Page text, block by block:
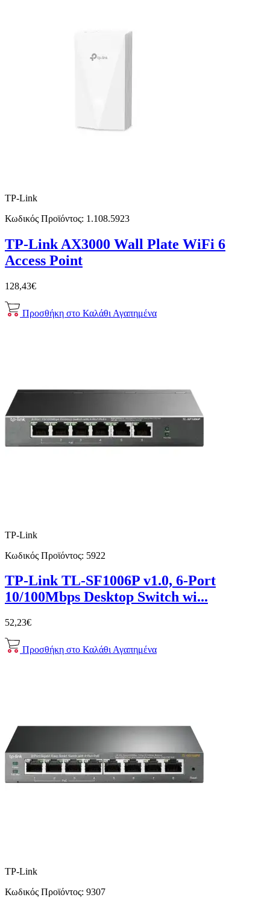
TP-Link
Κωδικός Προϊόντος: 1.108.5923
TP-Link AX3000 Wall Plate WiFi 6
Access Point
128,43€
Προσθήκη στο Καλάθι Αγαπημένα
TP-Link
Κωδικός Προϊόντος: 5922
TP-Link TL-SF1006P v1.0, 6-Port
10/100Mbps Desktop Switch wi...
52,23€
Προσθήκη στο Καλάθι Αγαπημένα
TP-Link
Κωδικός Προϊόντος: 9307